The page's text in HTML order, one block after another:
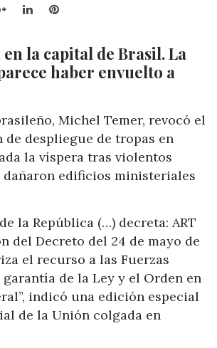
Google+LinkedInPinterest
en la capital de Brasil. La
haber envuelto a
Michel Temer, revocó el
de despliegue de tropas en
la víspera tras violentos
dañaron edificios ministeriales
la República (…) decreta: ART
del Decreto del 24 de mayo de
el recurso a las Fuerzas
garantía de la Ley y el Orden en
indicó una edición especial
de la Unión colgada en